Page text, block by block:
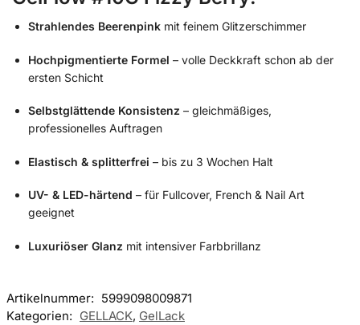
Strahlendes Beerenpink mit feinem Glitzerschimmer
Hochpigmentierte Formel – volle Deckkraft schon ab der
ersten Schicht
Selbstglättende Konsistenz – gleichmäßiges,
professionelles Auftragen
Elastisch & splitterfrei – bis zu 3 Wochen Halt
UV- & LED-härtend – für Fullcover, French & Nail Art
geeignet
Luxuriöser Glanz mit intensiver Farbbrillanz
Artikelnummer: 5999098009871
Kategorien: GELLACK, GelLack